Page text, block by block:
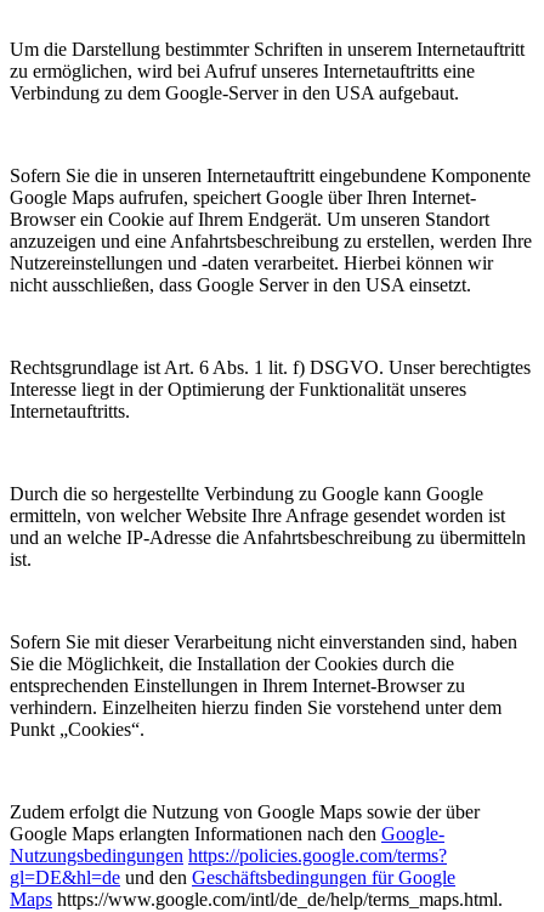
Um die Darstellung bestimmter Schriften in unserem Internetauftritt
zu ermöglichen, wird bei Aufruf unseres Internetauftritts eine
Verbindung zu dem Google-Server in den USA aufgebaut.
Sofern Sie die in unseren Internetauftritt eingebundene Komponente
Google Maps aufrufen, speichert Google über Ihren Internet-
Browser ein Cookie auf Ihrem Endgerät. Um unseren Standort
anzuzeigen und eine Anfahrtsbeschreibung zu erstellen, werden Ihre
Nutzereinstellungen und -daten verarbeitet. Hierbei können wir
nicht ausschließen, dass Google Server in den USA einsetzt.
Rechtsgrundlage ist Art. 6 Abs. 1 lit. f) DSGVO. Unser berechtigtes
Interesse liegt in der Optimierung der Funktionalität unseres
Internetauftritts.
Durch die so hergestellte Verbindung zu Google kann Google
ermitteln, von welcher Website Ihre Anfrage gesendet worden ist
und an welche IP-Adresse die Anfahrtsbeschreibung zu übermitteln
ist.
Sofern Sie mit dieser Verarbeitung nicht einverstanden sind, haben
Sie die Möglichkeit, die Installation der Cookies durch die
entsprechenden Einstellungen in Ihrem Internet-Browser zu
verhindern. Einzelheiten hierzu finden Sie vorstehend unter dem
Punkt „Cookies“.
Zudem erfolgt die Nutzung von Google Maps sowie der über
Google Maps erlangten Informationen nach den Google-
Nutzungsbedingungen https://policies.google.com/terms?
gl=DE&hl=de und den Geschäftsbedingungen für Google
Maps https://www.google.com/intl/de_de/help/terms_maps.html.